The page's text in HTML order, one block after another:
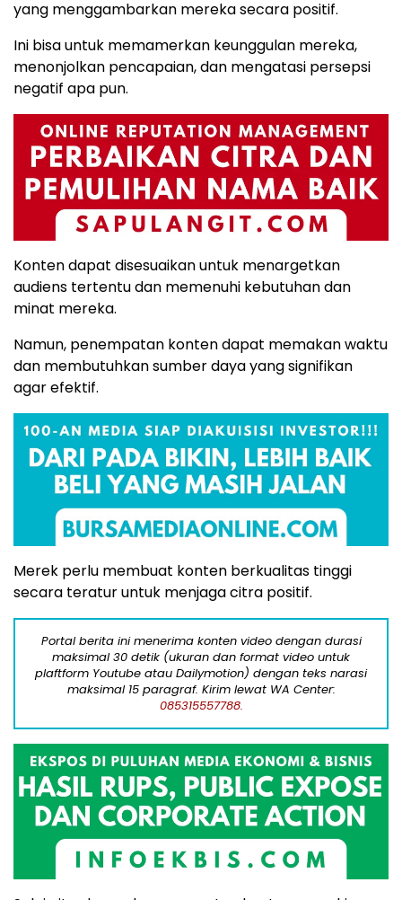
yang menggambarkan mereka secara positif.
Ini bisa untuk memamerkan keunggulan mereka,
menonjolkan pencapaian, dan mengatasi persepsi
negatif apa pun.
Konten dapat disesuaikan untuk menargetkan
audiens tertentu dan memenuhi kebutuhan dan
minat mereka.
Namun, penempatan konten dapat memakan waktu
dan membutuhkan sumber daya yang signifikan
agar efektif.
Merek perlu membuat konten berkualitas tinggi
secara teratur untuk menjaga citra positif.
Portal berita ini menerima konten video dengan durasi
maksimal 30 detik (ukuran dan format video untuk
plaftform Youtube atau Dailymotion) dengan teks narasi
maksimal 15 paragraf. Kirim lewat WA Center:
085315557788.